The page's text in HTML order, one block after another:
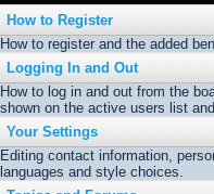
How to Register
How to register and the added
Logging In and Out
How to log in and out from the
shown on the active users list
Your Settings
Editing contact information,
languages and style choices.